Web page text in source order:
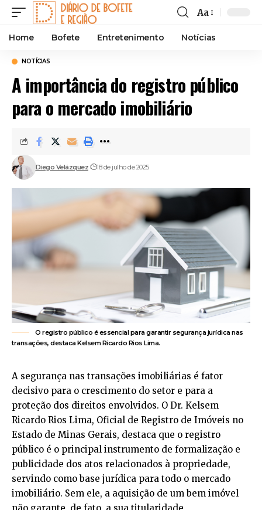
Font
Resizer
Aa
Home Bofete Entretenimento Notícias
NOTÍCIAS
A importância do registro público
para o mercado imobiliário
Diego Velázquez 18 de julho de 2025
O registro público é essencial para garantir segurança jurídica nas
transações, destaca Kelsem Ricardo Rios Lima.
A segurança nas transações imobiliárias é fator
decisivo para o crescimento do setor e para a
proteção dos direitos envolvidos. O Dr. Kelsem
Ricardo Rios Lima, Oficial de Registro de Imóveis no
Estado de Minas Gerais, destaca que o registro
público é o principal instrumento de formalização e
publicidade dos atos relacionados à propriedade,
servindo como base jurídica para todo o mercado
imobiliário. Sem ele, a aquisição de um bem imóvel
não garante, de fato, a sua titularidade.